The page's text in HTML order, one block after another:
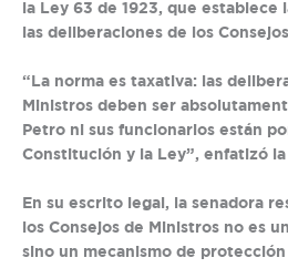
la Ley 63 de 1923, que establece
las deliberaciones de los
“La norma es taxativa: las
Ministros deben ser
Petro ni sus funcionarios están
Constitución y la Ley”, enfatizó la
En su escrito legal, la senadora
los Consejos de Ministros no es
sino un mecanismo de